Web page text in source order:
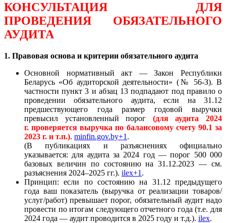
КОНСУЛЬТАЦИЯ ДЛЯ
ПРОВЕДЕНИЯ ОБЯЗАТЕЛЬНОГО
АУДИТА
1. Правовая основа и критерии обязательного аудита
Основной нормативный акт — Закон Республики
Беларусь «Об аудиторской деятельности» (№ 56-З). В
частности пункт 3 и абзац 13 подпадают под правило о
проведении обязательного аудита, если на 31.12
предшествующего года размер годовой выручки
превысил установленный порог (для аудита 2024
г.проверяется выручка по балансовому счету 90.1 за
2023 г. и т.п.). minfin.gov.by+1 .
(В публикациях и разъяснениях официально
указывается: для аудита за 2024 год — порог 500 000
базовых величин по состоянию на 31.12.2023 — см.
разъяснения 2024–2025 гг.). ilex+1 .
Принцип: если по состоянию на 31.12 предыдущего
года ваш показатель (выручка от реализации товаров/
услуг/работ) превышает порог, обязательный аудит надо
провести по итогам следующего отчетного года (т.е. для
2024 года — аудит проводится в 2025 году и т.д.). ilex.